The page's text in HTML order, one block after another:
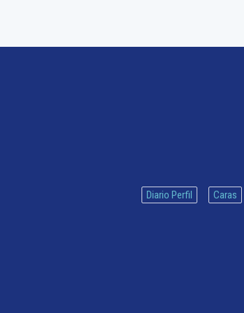
Diario Perfil Caras